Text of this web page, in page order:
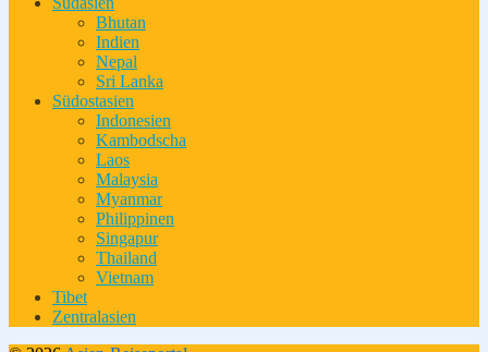
Bhutan
Indien
Nepal
Sri Lanka
Südostasien
Indonesien
Kambodscha
Laos
Malaysia
Myanmar
Philippinen
Singapur
Thailand
Vietnam
Tibet
Zentralasien